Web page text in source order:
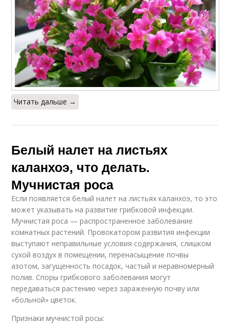
Читать дальше →
Белый налет на листьях
каланхоэ, что делать.
Мучнистая роса
Если появляется белый налет на листьях каланхоэ, то это
может указывать на развитие грибковой инфекции.
Мучнистая роса — распространенное заболевание
комнатных растений. Провокатором развития инфекции
выступают неправильные условия содержания, слишком
сухой воздух в помещении, перенасыщение почвы
азотом, загущенность посадок, частый и неравномерный
полив. Споры грибкового заболевания могут
передаваться растению через зараженную почву или
«больной» цветок.
Признаки мучнистой росы: